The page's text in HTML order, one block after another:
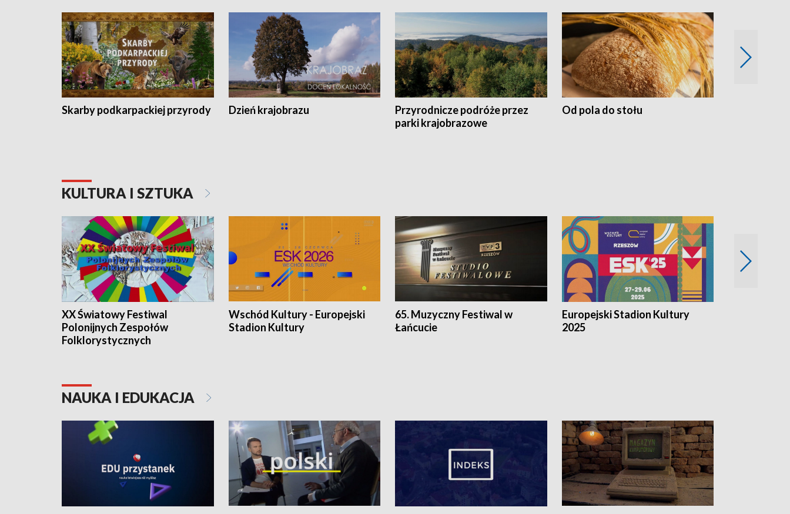
Skarby podkarpackiej przyrody Dzień krajobrazu
Przyrodnicze podróże przez
parki krajobrazowe
Od pola do stołu
KULTURA I SZTUKA
XX Światowy Festiwal
Polonijnych Zespołów
Folklorystycznych
Wschód Kultury - Europejski
Stadion Kultury
65. Muzyczny Festiwal w
Łańcucie
Europejski Stadion Kultury
2025
NAUKA I EDUKACJA